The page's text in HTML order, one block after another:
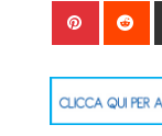
Pinterest